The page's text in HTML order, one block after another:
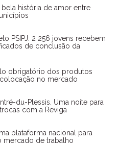
história de amor entre
PSIPJ: 2 256 jovens recebem
de conclusão da
obrigatório dos produtos
no mercado
du-Plessis. Uma noite para
com a Reviga
plataforma nacional para
mercado de trabalho